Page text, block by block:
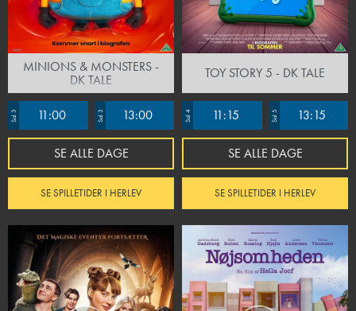
MINIONS & MONSTERS -
DK TALE
Sal 3 11:00 Sal 3 13:00
SE ALLE DAGE
SE SPILLETIDER I HERLEV
TOY STORY 5 - DK TALE
Sal 4 11:15 Sal 5 13:15
SE ALLE DAGE
SE SPILLETIDER I HERLEV